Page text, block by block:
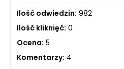
Ilość odwiedzin: 982
Ilość kliknięć: 0
Ocena: 5
Komentarzy: 4